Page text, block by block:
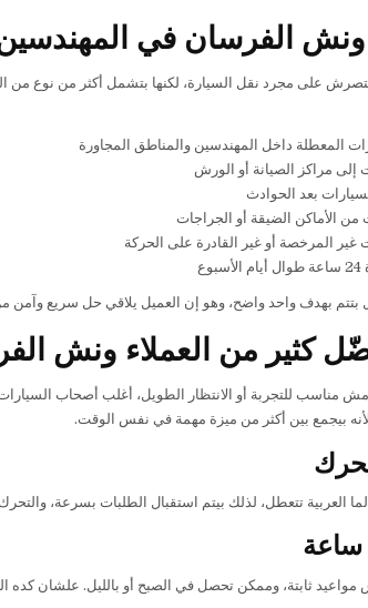
الفرسان في
على مجرد نقل السيارة، لكنها بتشمل أكثر من نوع
المعطلة داخل المهندسين والمناطق المجاورة
إلى مراكز الصيانة أو الورش
بعد الحوادث
من الأماكن الضيقة أو الجراجات
غير المرخصة أو غير القادرة على الحركة
بهدف واحد واضح، وهو إن العميل يلاقي حل سريع وآمن
كثير من العملاء ونش
مناسب للتجربة أو الانتظار الطويل، أغلب أصحاب
بيجمع بين أكثر من ميزة مهمة في نفس الوقت.
العربية تتعطل، لذلك بيتم استقبال الطلبات بسرعة،
مواعيد ثابتة، وممكن تحصل في الصبح أو بالليل. علشان